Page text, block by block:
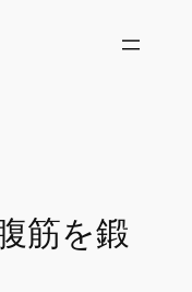
筋を鍛